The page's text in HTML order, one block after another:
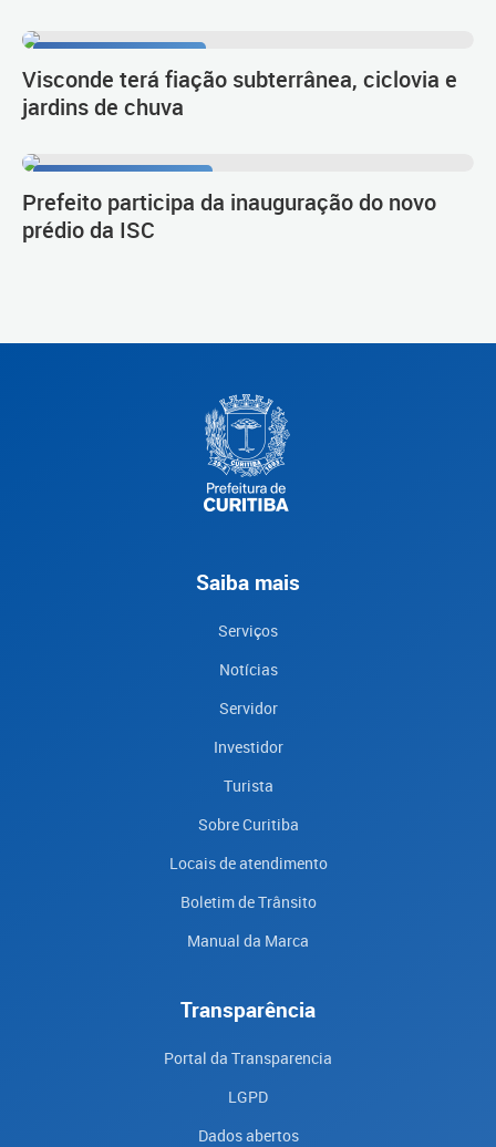
Visconde terá fiação subterrânea, ciclovia e
jardins de chuva
Prefeito participa da inauguração do novo
prédio da ISC
Saiba mais
Serviços
Notícias
Servidor
Investidor
Turista
Sobre Curitiba
Locais de atendimento
Boletim de Trânsito
Manual da Marca
Transparência
Portal da Transparencia
LGPD
Dados abertos